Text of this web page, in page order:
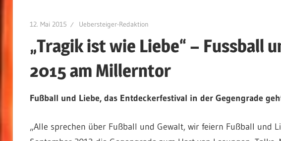
12. Mai 2015 Uebersteiger-Redaktion
„Tragik ist wie Liebe“ – Fussball
2015 am Millerntor
Fußball und Liebe, das Entdeckerfestival in der Gegengrade
„Alle sprechen über Fußball und Gewalt, wir feiern Fußball und